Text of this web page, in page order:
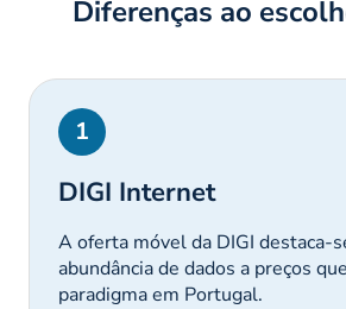
Diferenças ao
1
DIGI Internet
A oferta móvel da DIGI destaca-
abundância de dados a preços
paradigma em Portugal.